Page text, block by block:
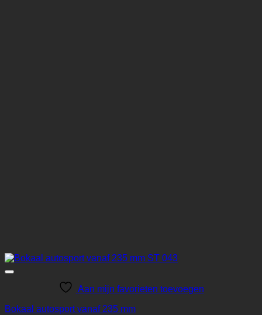
Aan mijn favorieten toevoegen
Bokaal autosport vanaf 235 mm